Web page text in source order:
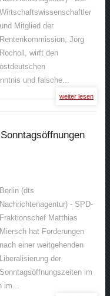
Wirtschaftswissenschaftler
und Mitglied der
Rentenkommission, Jörg
Rocholl, wirft den
ostdeutschen
und falsche...
weiter lesen
Berlin (dts
Nachrichtenagentur) - SPD-
Fraktionschef Matthias
Miersch hat Forderungen
nach einer weitgehenden
Liberalisierung der
Sonntagsöffnungszeiten im